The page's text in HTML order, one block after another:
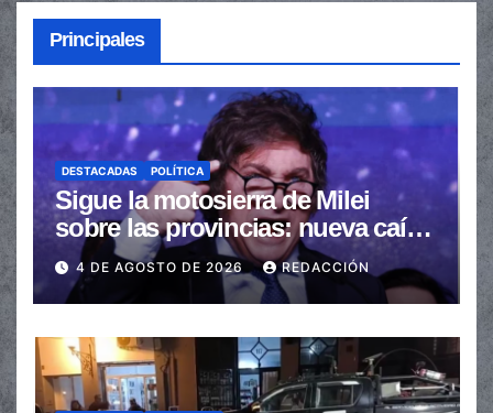
Principales
DESTACADAS POLÍTICA
Sigue la motosierra de Milei
sobre las provincias: nueva caída
de las transferencias no
automáticas
4 DE AGOSTO DE 2026 REDACCIÓN